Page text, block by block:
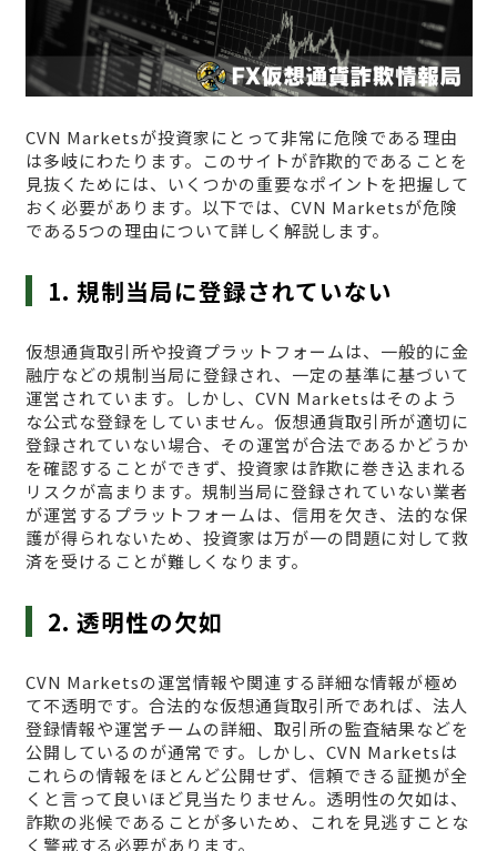
CVN Marketsが投資家にとって非常に危険である理由
は多岐にわたります。このサイトが詐欺的であることを
見抜くためには、いくつかの重要なポイントを把握して
おく必要があります。以下では、CVN Marketsが危険
である5つの理由について詳しく解説します。
1. 規制当局に登録されていない
仮想通貨取引所や投資プラットフォームは、一般的に金
融庁などの規制当局に登録され、一定の基準に基づいて
運営されています。しかし、CVN Marketsはそのよう
な公式な登録をしていません。仮想通貨取引所が適切に
登録されていない場合、その運営が合法であるかどうか
を確認することができず、投資家は詐欺に巻き込まれる
リスクが高まります。規制当局に登録されていない業者
が運営するプラットフォームは、信用を欠き、法的な保
護が得られないため、投資家は万が一の問題に対して救
済を受けることが難しくなります。
2. 透明性の欠如
CVN Marketsの運営情報や関連する詳細な情報が極め
て不透明です。合法的な仮想通貨取引所であれば、法人
登録情報や運営チームの詳細、取引所の監査結果などを
公開しているのが通常です。しかし、CVN Marketsは
これらの情報をほとんど公開せず、信頼できる証拠が全
くと言って良いほど見当たりません。透明性の欠如は、
詐欺の兆候であることが多いため、これを見逃すことな
く警戒する必要があります。